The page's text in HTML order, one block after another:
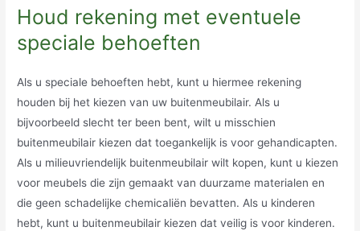
Houd rekening met eventuele
speciale behoeften
Als u speciale behoeften hebt, kunt u hiermee rekening
houden bij het kiezen van uw buitenmeubilair. Als u
bijvoorbeeld slecht ter been bent, wilt u misschien
buitenmeubilair kiezen dat toegankelijk is voor gehandicapten.
Als u milieuvriendelijk buitenmeubilair wilt kopen, kunt u kiezen
voor meubels die zijn gemaakt van duurzame materialen en
die geen schadelijke chemicaliën bevatten. Als u kinderen
hebt, kunt u buitenmeubilair kiezen dat veilig is voor kinderen.